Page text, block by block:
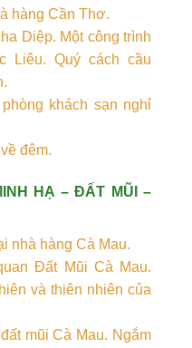
hàng Cần Thơ.
Diệp. Một công trình
Liêu. Quý cách cầu
khách sạn nghỉ
đêm.
HẠ – ĐẤT MŨI –
nhà hàng Cà Mau.
Đất Mũi Cà Mau.
và thiên nhiên của
mũi Cà Mau. Ngắm